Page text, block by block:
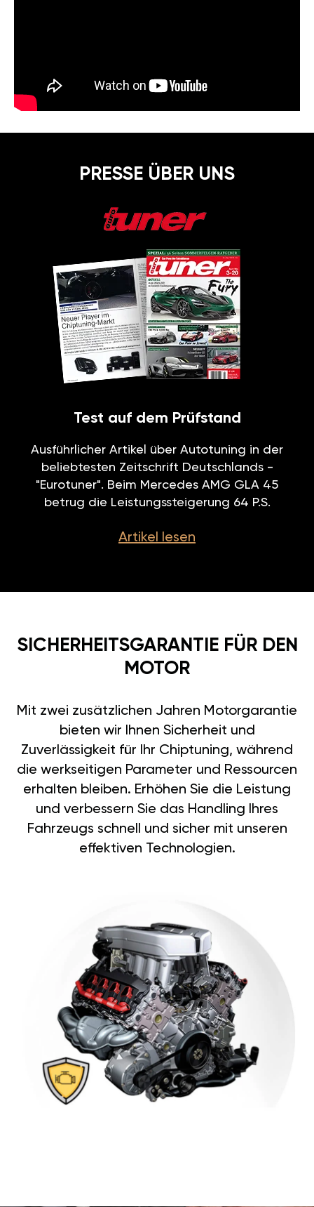
PRESSE ÜBER UNS
Test auf dem Prüfstand
Ausführlicher Artikel über Autotuning in der
beliebtesten Zeitschrift Deutschlands -
"Eurotuner". Beim Mercedes AMG GLA 45
betrug die Leistungssteigerung 64 P.S.
Artikel lesen
SICHERHEITSGARANTIE FÜR DEN
MOTOR
Mit zwei zusätzlichen Jahren Motorgarantie
bieten wir Ihnen Sicherheit und
Zuverlässigkeit für Ihr Chiptuning, während
die werkseitigen Parameter und Ressourcen
erhalten bleiben. Erhöhen Sie die Leistung
und verbessern Sie das Handling Ihres
Fahrzeugs schnell und sicher mit unseren
effektiven Technologien.